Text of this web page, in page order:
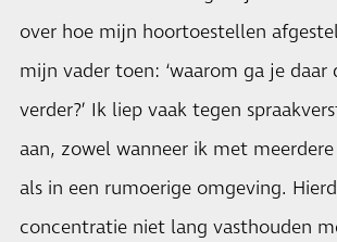
over hoe mijn hoortoestellen
mijn vader toen: ‘waarom ga je daar
verder?’ Ik liep vaak tegen
aan, zowel wanneer ik met
als in een rumoerige omgeving.
concentratie niet lang vasthouden